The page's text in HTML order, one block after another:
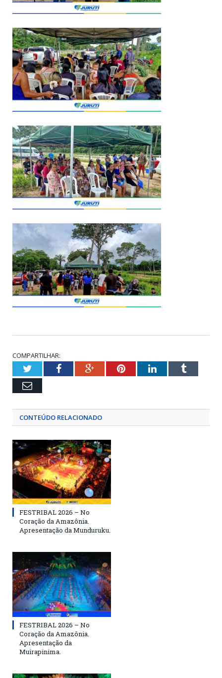
COMPARTILHAR:
TwitterFacebookGoogle+PinterestLinkedInTumblr
Email
CONTEÚDO RELACIONADO
FESTRIBAL 2026 – No
Coração da Amazônia.
Apresentação da Munduruku.
FESTRIBAL 2026 – No
Coração da Amazônia.
Apresentação da
Muirapinima.